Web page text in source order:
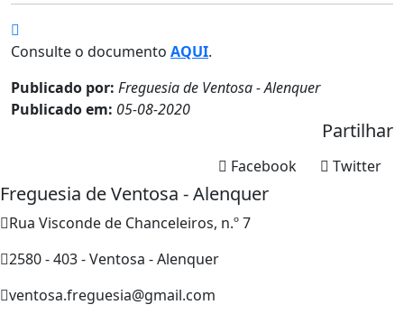
Consulte o documento AQUI.
Publicado por: Freguesia de Ventosa - Alenquer
Publicado em: 05-08-2020
Partilhar
Twitter
Facebook
Freguesia de Ventosa - Alenquer
Rua Visconde de Chanceleiros, n.º 7
2580 - 403 - Ventosa - Alenquer
ventosa.freguesia@gmail.com